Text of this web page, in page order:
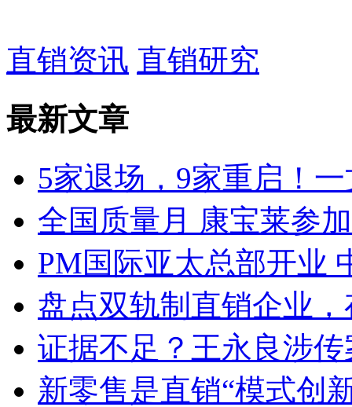
直销资讯 直销研究
最新文章
5家退场，9家重启！
全国质量月 康宝莱参
PM国际亚太总部开业
盘点双轨制直销企业
证据不足？王永良涉
新零售是直销“模式创